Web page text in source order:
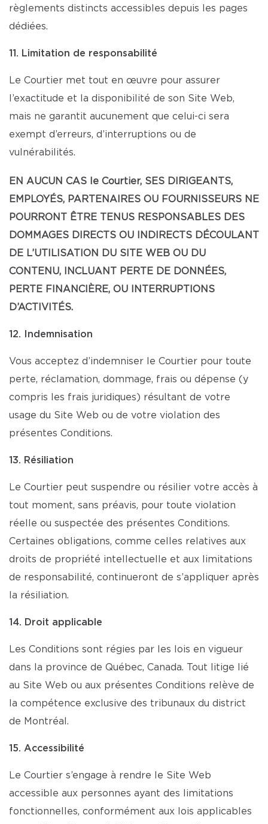
règlements distincts accessibles depuis les pages
dédiées.
11. Limitation de responsabilité
Le Courtier met tout en œuvre pour assurer
l’exactitude et la disponibilité de son Site Web,
mais ne garantit aucunement que celui-ci sera
exempt d’erreurs, d’interruptions ou de
vulnérabilités.
EN AUCUN CAS le Courtier, SES DIRIGEANTS,
EMPLOYÉS, PARTENAIRES OU FOURNISSEURS NE
POURRONT ÊTRE TENUS RESPONSABLES DES
DOMMAGES DIRECTS OU INDIRECTS DÉCOULANT
DE L’UTILISATION DU SITE WEB OU DU
CONTENU, INCLUANT PERTE DE DONNÉES,
PERTE FINANCIÈRE, OU INTERRUPTIONS
D’ACTIVITÉS.
12. Indemnisation
Vous acceptez d’indemniser le Courtier pour toute
perte, réclamation, dommage, frais ou dépense (y
compris les frais juridiques) résultant de votre
usage du Site Web ou de votre violation des
présentes Conditions.
13. Résiliation
Le Courtier peut suspendre ou résilier votre accès à
tout moment, sans préavis, pour toute violation
réelle ou suspectée des présentes Conditions.
Certaines obligations, comme celles relatives aux
droits de propriété intellectuelle et aux limitations
de responsabilité, continueront de s’appliquer après
la résiliation.
14. Droit applicable
Les Conditions sont régies par les lois en vigueur
dans la province de Québec, Canada. Tout litige lié
au Site Web ou aux présentes Conditions relève de
la compétence exclusive des tribunaux du district
de Montréal.
15. Accessibilité
Le Courtier s’engage à rendre le Site Web
accessible aux personnes ayant des limitations
fonctionnelles, conformément aux lois applicables